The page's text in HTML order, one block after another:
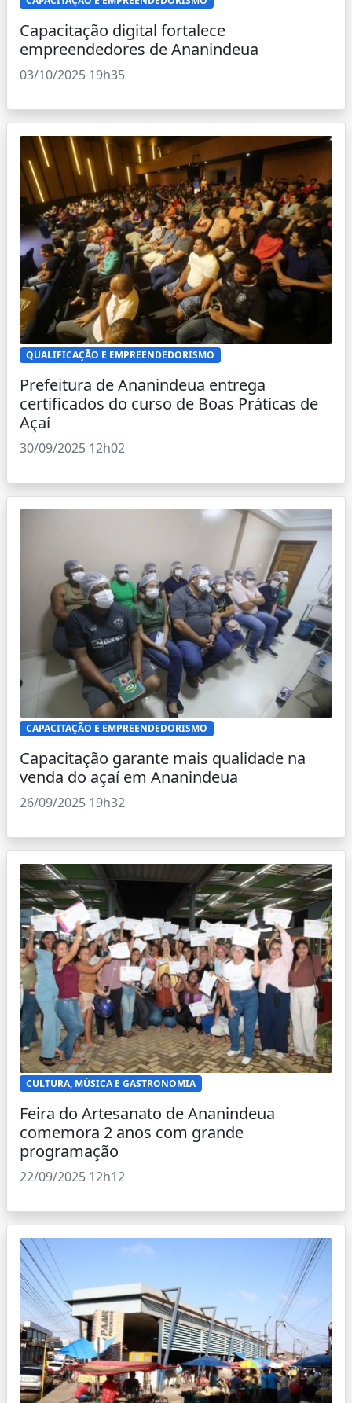
Capacitação digital fortalece
empreendedores de Ananindeua
03/10/2025 19h35
QUALIFICAÇÃO E EMPREENDEDORISMO
Prefeitura de Ananindeua entrega
certificados do curso de Boas Práticas de
Açaí
30/09/2025 12h02
CAPACITAÇÃO E EMPREENDEDORISMO
Capacitação garante mais qualidade na
venda do açaí em Ananindeua
26/09/2025 19h32
CULTURA, MÚSICA E GASTRONOMIA
Feira do Artesanato de Ananindeua
comemora 2 anos com grande
programação
22/09/2025 12h12